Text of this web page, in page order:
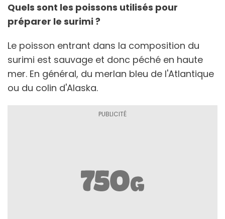
Quels sont les poissons utilisés pour
préparer le surimi ?
Le poisson entrant dans la composition du
surimi est sauvage et donc péché en haute
mer. En général, du merlan bleu de l'Atlantique
ou du colin d'Alaska.